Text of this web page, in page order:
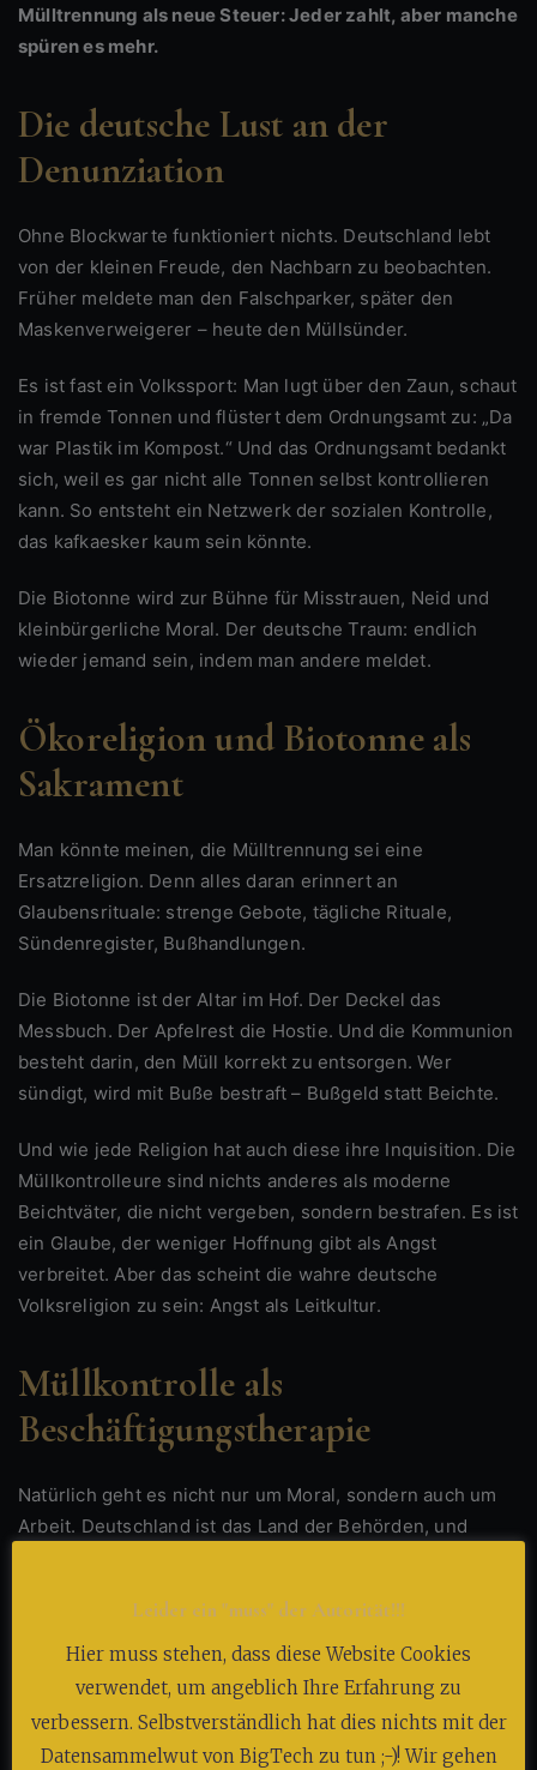
Mülltrennung als neue Steuer: Jeder zahlt, aber manche
spüren es mehr.
Die deutsche Lust an der
Denunziation
Ohne Blockwarte funktioniert nichts. Deutschland lebt
von der kleinen Freude, den Nachbarn zu beobachten.
Früher meldete man den Falschparker, später den
Maskenverweigerer – heute den Müllsünder.
Es ist fast ein Volkssport: Man lugt über den Zaun, schaut
in fremde Tonnen und flüstert dem Ordnungsamt zu: „Da
war Plastik im Kompost.“ Und das Ordnungsamt bedankt
sich, weil es gar nicht alle Tonnen selbst kontrollieren
kann. So entsteht ein Netzwerk der sozialen Kontrolle,
das kafkaesker kaum sein könnte.
Die Biotonne wird zur Bühne für Misstrauen, Neid und
kleinbürgerliche Moral. Der deutsche Traum: endlich
wieder jemand sein, indem man andere meldet.
Ökoreligion und Biotonne als
Sakrament
Man könnte meinen, die Mülltrennung sei eine
Ersatzreligion. Denn alles daran erinnert an
Glaubensrituale: strenge Gebote, tägliche Rituale,
Sündenregister, Bußhandlungen.
Die Biotonne ist der Altar im Hof. Der Deckel das
Messbuch. Der Apfelrest die Hostie. Und die Kommunion
besteht darin, den Müll korrekt zu entsorgen. Wer
sündigt, wird mit Buße bestraft – Bußgeld statt Beichte.
Und wie jede Religion hat auch diese ihre Inquisition. Die
Müllkontrolleure sind nichts anderes als moderne
Beichtväter, die nicht vergeben, sondern bestrafen. Es ist
ein Glaube, der weniger Hoffnung gibt als Angst
verbreitet. Aber das scheint die wahre deutsche
Volksreligion zu sein: Angst als Leitkultur.
Müllkontrolle als
Beschäftigungstherapie
Natürlich geht es nicht nur um Moral, sondern auch um
Arbeit. Deutschland ist das Land der Behörden, und
schreiben – ein Tätigkeitsfeld, das ganze Karrieren
ermöglicht. Und es hat Vorteile: Müll riecht zwar streng,
Leider ein "muss" der Autorität!!!
Hier muss stehen, dass diese Website Cookies
verwendet, um angeblich Ihre Erfahrung zu
verbessern. Selbstverständlich hat dies nichts mit der
Datensammelwut von BigTech zu tun ;-)! Wir gehen